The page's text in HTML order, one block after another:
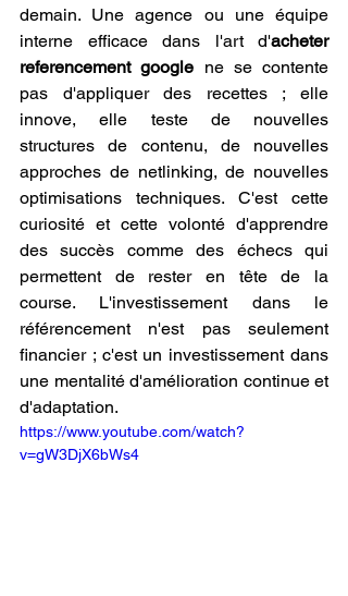
demain. Une agence ou une équipe
interne efficace dans l'art d'acheter
referencement google ne se contente
pas d'appliquer des recettes ; elle
innove, elle teste de nouvelles
structures de contenu, de nouvelles
approches de netlinking, de nouvelles
optimisations techniques. C'est cette
curiosité et cette volonté d'apprendre
des succès comme des échecs qui
permettent de rester en tête de la
course. L'investissement dans le
référencement n'est pas seulement
financier ; c'est un investissement dans
une mentalité d'amélioration continue et
d'adaptation.
https://www.youtube.com/watch?
v=gW3DjX6bWs4